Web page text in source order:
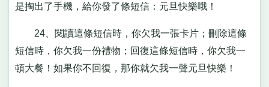
是掏出了手機，給你發了條短信：元旦快樂哦！
24、閱讀這條短信時，你欠我一張卡片；刪除這條
短信時，你欠我一份禮物；回復這條短信時，你欠我一
頓大餐！如果你不回復，那你就欠我一聲元旦快樂！